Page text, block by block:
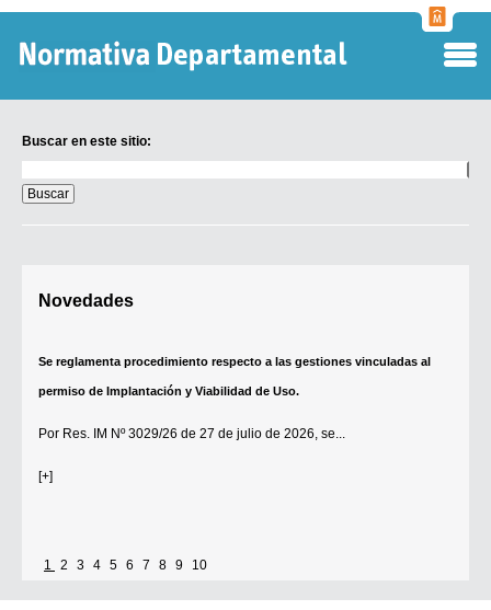
Buscar en este sitio:
en
este
sitio:
Novedades
Se reglamenta procedimiento respecto a las gestiones vinculadas al
permiso de Implantación y Viabilidad de Uso.
Por Res. IM Nº 3029/26 de 27 de julio de 2026, se...
[+]
1 2 3 4 5 6 7 8 9 10